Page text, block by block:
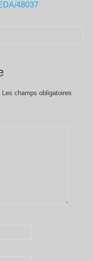
48037
Les champs obligatoires